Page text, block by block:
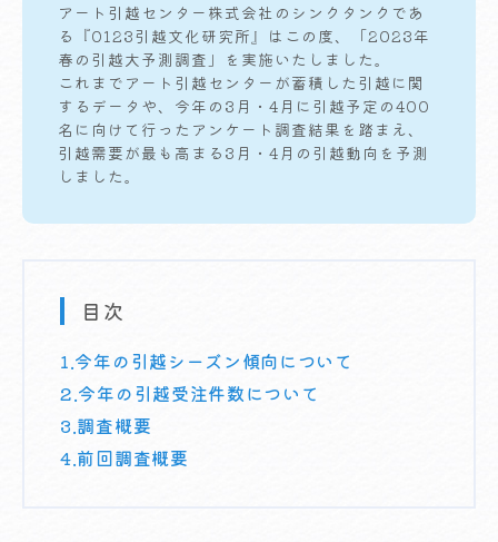
アート引越センター株式会社のシンクタンクであ
る『0123引越文化研究所』はこの度、「2023年
春の引越大予測調査」を実施いたしました。
これまでアート引越センターが蓄積した引越に関
するデータや、今年の3月・4月に引越予定の400
名に向けて行ったアンケート調査結果を踏まえ、
引越需要が最も高まる3月・4月の引越動向を予測
しました。
目次
1.今年の引越シーズン傾向について
2.今年の引越受注件数について
3.調査概要
4.前回調査概要